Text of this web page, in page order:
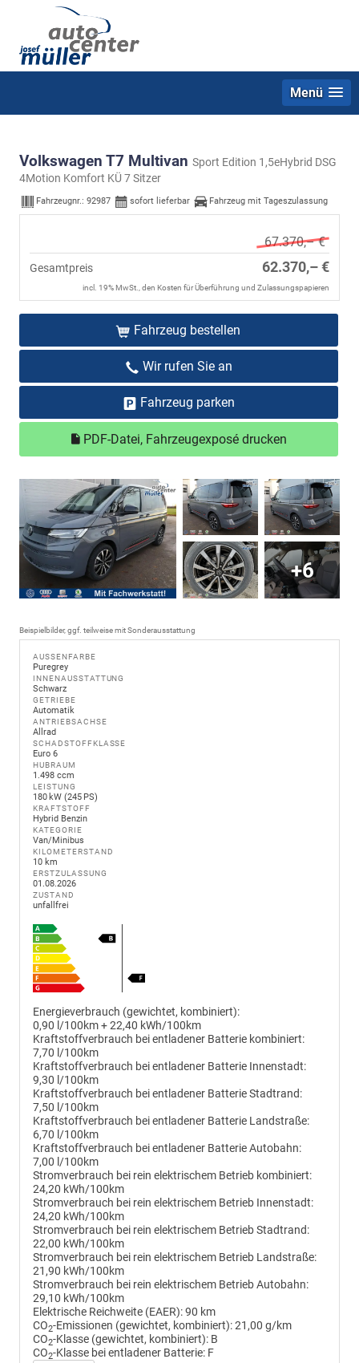
Menü
Volkswagen T7 Multivan Sport Edition 1,5eHybrid DSG
4Motion Komfort KÜ 7 Sitzer
Fahrzeugnr.: 92987 sofort lieferbar Fahrzeug mit Tageszulassung
67.370,– €
Gesamtpreis 62.370,– €
incl. 19% MwSt., den Kosten für Überführung und Zulassungspapieren
Fahrzeug bestellen
Wir rufen Sie an
Fahrzeug parken
PDF-Datei, Fahrzeugexposé drucken
+6
Beispielbilder, ggf. teilweise mit Sonderausstattung
AUSSENFARBE
Puregrey
INNENAUSSTATTUNG
Schwarz
GETRIEBE
Automatik
ANTRIEBSACHSE
Allrad
SCHADSTOFFKLASSE
Euro 6
HUBRAUM
1.498 ccm
LEISTUNG
180 kW (245 PS)
KRAFTSTOFF
Hybrid Benzin
KATEGORIE
Van/Minibus
KILOMETERSTAND
10 km
ERSTZULASSUNG
01.08.2026
ZUSTAND
unfallfrei
Energieverbrauch (gewichtet, kombiniert):
0,90 l/100km + 22,40 kWh/100km
Kraftstoffverbrauch bei entladener Batterie kombiniert:
7,70 l/100km
Kraftstoffverbrauch bei entladener Batterie Innenstadt:
9,30 l/100km
Kraftstoffverbrauch bei entladener Batterie Stadtrand:
7,50 l/100km
Kraftstoffverbrauch bei entladener Batterie Landstraße:
6,70 l/100km
Kraftstoffverbrauch bei entladener Batterie Autobahn:
7,00 l/100km
Stromverbrauch bei rein elektrischem Betrieb kombiniert:
24,20 kWh/100km
Stromverbrauch bei rein elektrischem Betrieb Innenstadt:
24,20 kWh/100km
Stromverbrauch bei rein elektrischem Betrieb Stadtrand:
22,00 kWh/100km
Stromverbrauch bei rein elektrischem Betrieb Landstraße:
21,90 kWh/100km
Stromverbrauch bei rein elektrischem Betrieb Autobahn:
29,10 kWh/100km
Elektrische Reichweite (EAER):90 km
CO2-Emissionen (gewichtet, kombiniert):21,00 g/km
CO2-Klasse (gewichtet, kombiniert): B
CO2-Klasse bei entladener Batterie: F